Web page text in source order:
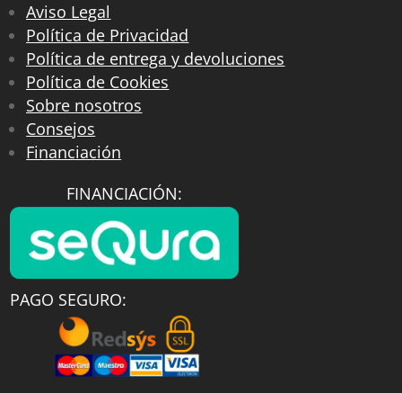
Aviso Legal
Política de Privacidad
Política de entrega y devoluciones
Política de Cookies
Sobre nosotros
Consejos
Financiación
FINANCIACIÓN:
PAGO SEGURO: